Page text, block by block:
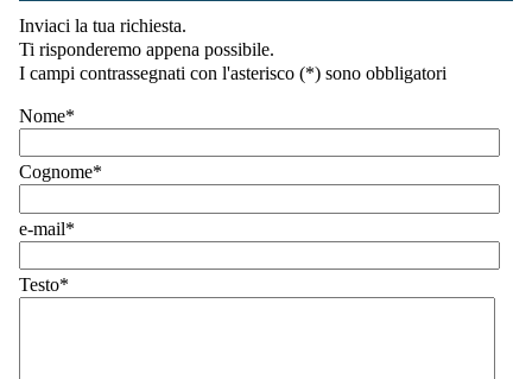
Inviaci la tua richiesta.
Ti risponderemo appena possibile.
I campi contrassegnati con l'asterisco (*) sono obbligatori
Nome*
Cognome*
e-mail*
Testo*